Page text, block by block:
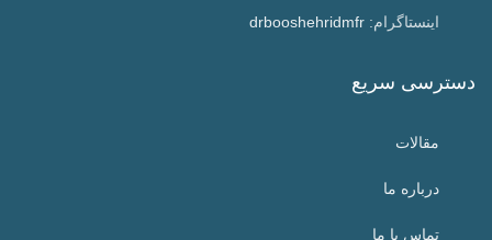
دسترسی سریع
مقالات
درباره ما
تماس با ما
اینستاگرام: drbooshehridmfr